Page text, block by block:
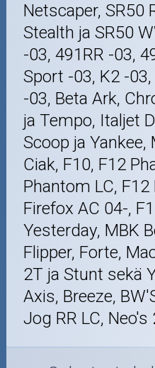
Netscaper, SR50
Stealth ja SR50
-03, 491RR -03,
Sport -03, K2 -
-03, Beta Ark,
ja Tempo, Italjet
Scoop ja Yankee,
Ciak, F10, F12
Phantom LC,
Firefox AC 04-,
Yesterday, MBK
Flipper, Forte,
2T ja Stunt sekä
Axis, Breeze,
Jog RR LC, Neo's